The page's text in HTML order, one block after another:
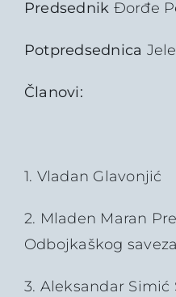
Predsednik Đorđe
Potpredsednica
Članovi:
1. Vladan Glavonjić
2. Mladen Maran
Odbojkaškog
3. Aleksandar